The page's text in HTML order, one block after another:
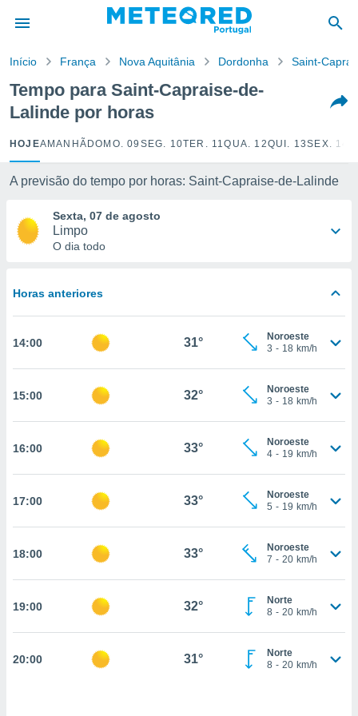
da
foi
para
fornecidas
a este
e
digital
ou
a nossa
ao
todos os
no
um perfil
CONTINUAR
Início França Nova Aquitânia Dordonha Saint-
Tempo para Saint-Capraise-de-
Lalinde por horas
HOJEAMANHÃ DOMO. 09 SEG. 10TER. 11QUA. 12QUI. 13SEX. 14
A previsão do tempo por horas: Saint-Capraise-de-Lalinde
Sexta, 07 de agosto
Limpo
O dia todo
Horas anteriores
14:00 31°
Noroeste
3 - 18 km/h
15:00 32°
Noroeste
3 - 18 km/h
16:00 33°
Noroeste
4 - 19 km/h
17:00 33°
Noroeste
5 - 19 km/h
18:00 33°
Noroeste
7 - 20 km/h
19:00 32°
Norte
8 - 20 km/h
20:00 31°
Norte
8 - 20 km/h